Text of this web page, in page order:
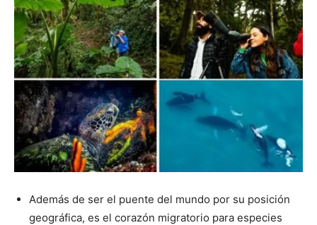
Además de ser el puente del mundo por su posición
geográfica, es el corazón migratorio para especies